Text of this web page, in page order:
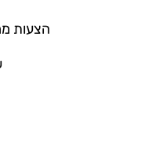
הצעות